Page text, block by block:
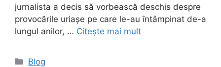
jurnalista a decis să vorbească deschis despre
provocările uriașe pe care le-au întâmpinat de-a
lungul anilor, … Citește mai mult
Categorii
Blog